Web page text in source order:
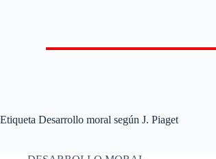
Etiqueta Desarrollo moral según J. Piaget